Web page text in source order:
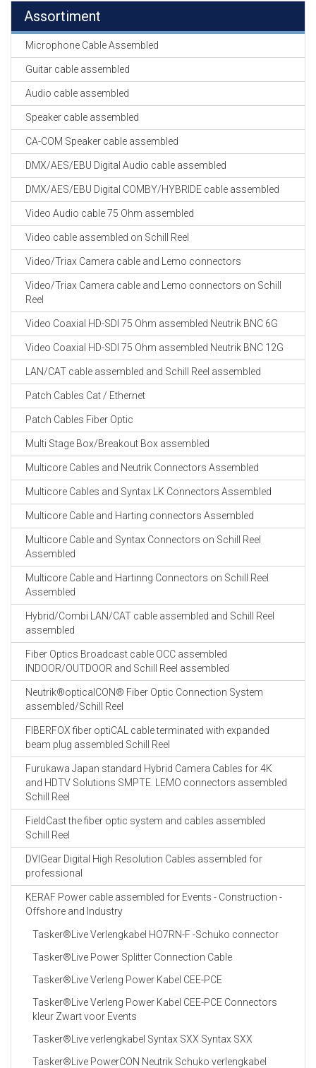
Assortiment
Microphone Cable Assembled
Guitar cable assembled
Audio cable assembled
Speaker cable assembled
CA-COM Speaker cable assembled
DMX/AES/EBU Digital Audio cable assembled
DMX/AES/EBU Digital COMBY/HYBRIDE cable assembled
Video Audio cable 75 Ohm assembled
Video cable assembled on Schill Reel
Video/Triax Camera cable and Lemo connectors
Video/Triax Camera cable and Lemo connectors on Schill
Reel
Video Coaxial HD-SDI 75 Ohm assembled Neutrik BNC 6G
Video Coaxial HD-SDI 75 Ohm assembled Neutrik BNC 12G
LAN/CAT cable assembled and Schill Reel assembled
Patch Cables Cat / Ethernet
Patch Cables Fiber Optic
Multi Stage Box/Breakout Box assembled
Multicore Cables and Neutrik Connectors Assembled
Multicore Cables and Syntax LK Connectors Assembled
Multicore Cable and Harting connectors Assembled
Multicore Cable and Syntax Connectors on Schill Reel
Assembled
Multicore Cable and Hartinng Connectors on Schill Reel
Assembled
Hybrid/Combi LAN/CAT cable assembled and Schill Reel
assembled
Fiber Optics Broadcast cable OCC assembled
INDOOR/OUTDOOR and Schill Reel assembled
Neutrik®opticalCON® Fiber Optic Connection System
assembled/Schill Reel
FIBERFOX fiber optiCAL cable terminated with expanded
beam plug assembled Schill Reel
Furukawa Japan standard Hybrid Camera Cables for 4K
and HDTV Solutions SMPTE. LEMO connectors assembled
Schill Reel
FieldCast the fiber optic system and cables assembled
Schill Reel
DVIGear Digital High Resolution Cables assembled for
professional
KERAF Power cable assembled for Events - Construction -
Offshore and Industry
Tasker®Live Verlengkabel HO7RN-F -Schuko connector
Tasker®Live Power Splitter Connection Cable
Tasker®Live Verleng Power Kabel CEE-PCE
Tasker®Live Verleng Power Kabel CEE-PCE Connectors
kleur Zwart voor Events
Tasker®Live verlengkabel Syntax SXX Syntax SXX
Tasker®Live PowerCON Neutrik Schuko verlengkabel